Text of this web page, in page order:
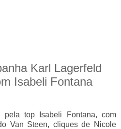
Karl Lagerfeld
Isabeli Fontana
pela top Isabeli Fontana, com
Van Steen, cliques de Nicole